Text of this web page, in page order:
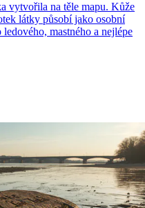
vytvořila na těle mapu. Kůže
látky působí jako osobní
mastného a nejlépe